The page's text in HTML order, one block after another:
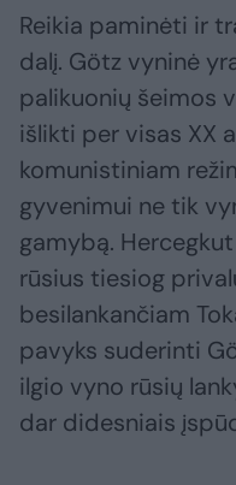
Reikia paminėti ir
dalį. Götz vyninė
palikuonių šeimos
išlikti per visas XX
komunistiniam
gyvenimui ne tik
gamybą.
rūsius tiesiog
besilankančiam
pavyks suderinti
ilgio vyno rūsių
dar didesniais